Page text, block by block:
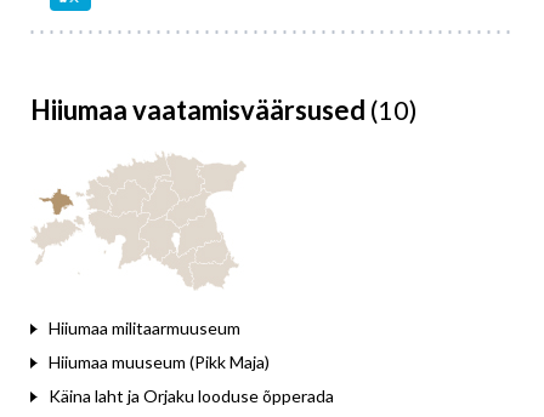
Hiiumaa vaatamisväärsused (10)
Hiiumaa militaarmuuseum
Hiiumaa muuseum (Pikk Maja)
Käina laht ja Orjaku looduse õpperada